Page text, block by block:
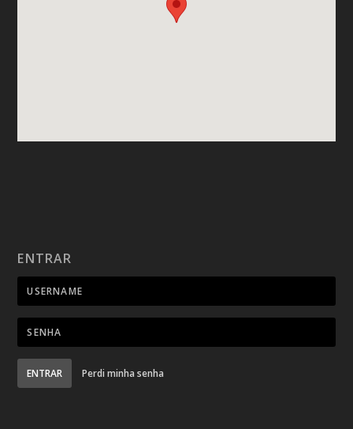
ENTRAR
ENTRAR Perdi minha senha